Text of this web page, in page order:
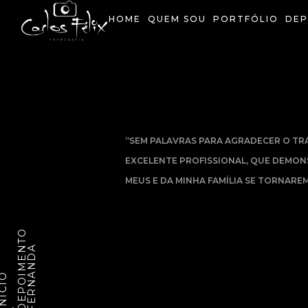
HOME QUEM SOU PORTFÓLIO
D
E
P
O
I
M
EN
T
O
F
E
R
N
A
N
DA
“SEM PALAVRAS PARA AGRADECER O
EXCELENTE PROFISSIONAL, QUE
MEUS E DA MINHA FAMÍLIA SE